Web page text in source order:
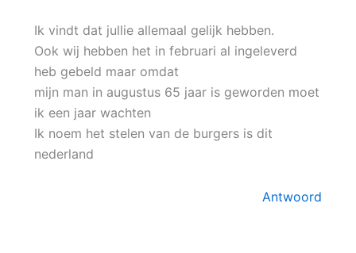
Ik vindt dat jullie allemaal gelijk hebben.
Ook wij hebben het in februari al ingeleverd
heb gebeld maar omdat
mijn man in augustus 65 jaar is geworden moet
ik een jaar wachten
Ik noem het stelen van de burgers is dit
nederland
Antwoord